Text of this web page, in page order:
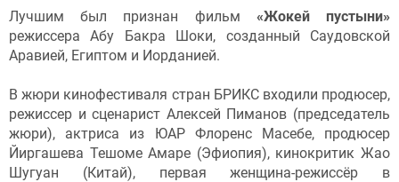
Лучшим был признан фильм «Жокей пустыни»
режиссера Абу Бакра Шоки, созданный Саудовской
Аравией, Египтом и Иорданией.
В жюри кинофестиваля стран БРИКС входили продюсер,
режиссер и сценарист Алексей Пиманов (председатель
жюри), актриса из ЮАР Флоренс Масебе, продюсер
Йиргашева Тешоме Амаре (Эфиопия), кинокритик Жао
Шугуан (Китай), первая женщина-режиссёр в